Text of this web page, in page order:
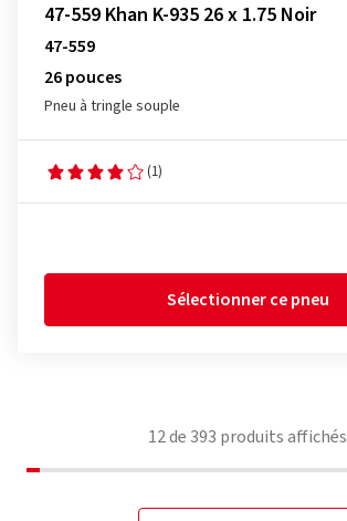
47-559 Khan K-935 26 x 1.75 Noir
47-559
26 pouces
Pneu à tringle souple
(1)
Sélectionner ce pneu
12de 393 produits affichés